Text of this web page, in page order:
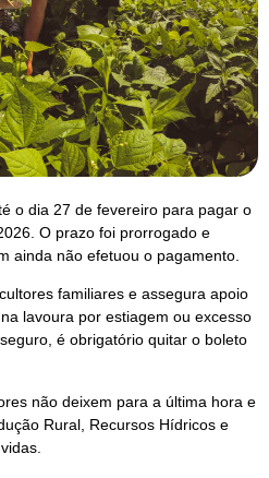
o dia 27 de fevereiro para pagar o
O prazo foi prorrogado e
ainda não efetuou o pagamento.
familiares e assegura apoio
lavoura por estiagem ou excesso
é obrigatório quitar o boleto
não deixem para a última hora e
Rural, Recursos Hídricos e